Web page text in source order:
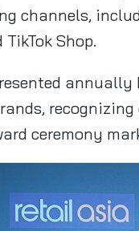
channels,
Shop.
ceremony